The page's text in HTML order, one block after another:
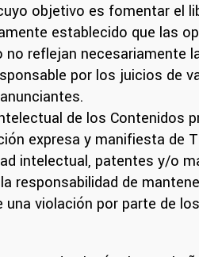
objetivo es fomentar el
establecido que las
reflejan necesariamente
por los juicios de
de los Contenidos
expresa y manifiesta de
intelectual, patentes y/o
de
violación por parte de